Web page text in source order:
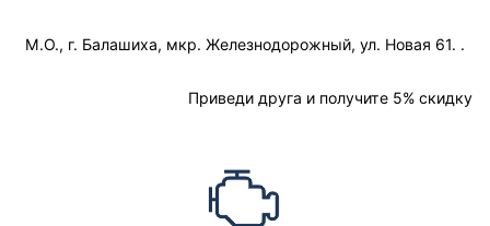
М.О., г. Балашиха, мкр. Железнодорожный, ул. Новая 61. .
Приведи друга и получите 5% скидку